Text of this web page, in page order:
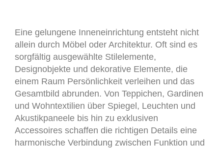
Eine gelungene Inneneinrichtung entsteht nicht
allein durch Möbel oder Architektur. Oft sind es
sorgfältig ausgewählte Stilelemente,
Designobjekte und dekorative Elemente, die
einem Raum Persönlichkeit verleihen und das
Gesamtbild abrunden. Von Teppichen, Gardinen
und Wohntextilien über Spiegel, Leuchten und
Akustikpaneele bis hin zu exklusiven
Accessoires schaffen die richtigen Details eine
harmonische Verbindung zwischen Funktion und